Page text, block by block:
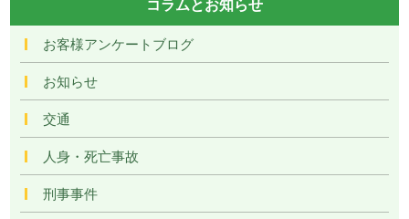
お客様アンケートブログ
お知らせ
交通
人身・死亡事故
刑事事件